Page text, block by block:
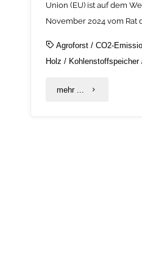
Union (EU) ist auf dem
November 2024 vom Rat
Agroforst /CO2-
Holz / Kohlenstoffspeicher
mehr ... "EU-